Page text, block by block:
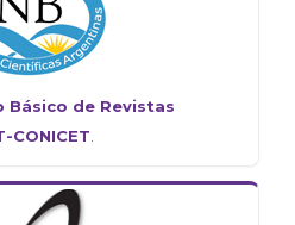
Básico de Revistas
CONICET